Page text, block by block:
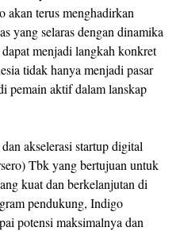
akan terus menghadirkan
yang selaras dengan dinamika
menjadi langkah konkret
tidak hanya menjadi pasar
pemain aktif dalam lanskap
akselerasi startup digital
Tbk yang bertujuan untuk
kuat dan berkelanjutan di
pendukung, Indigo
potensi maksimalnya dan